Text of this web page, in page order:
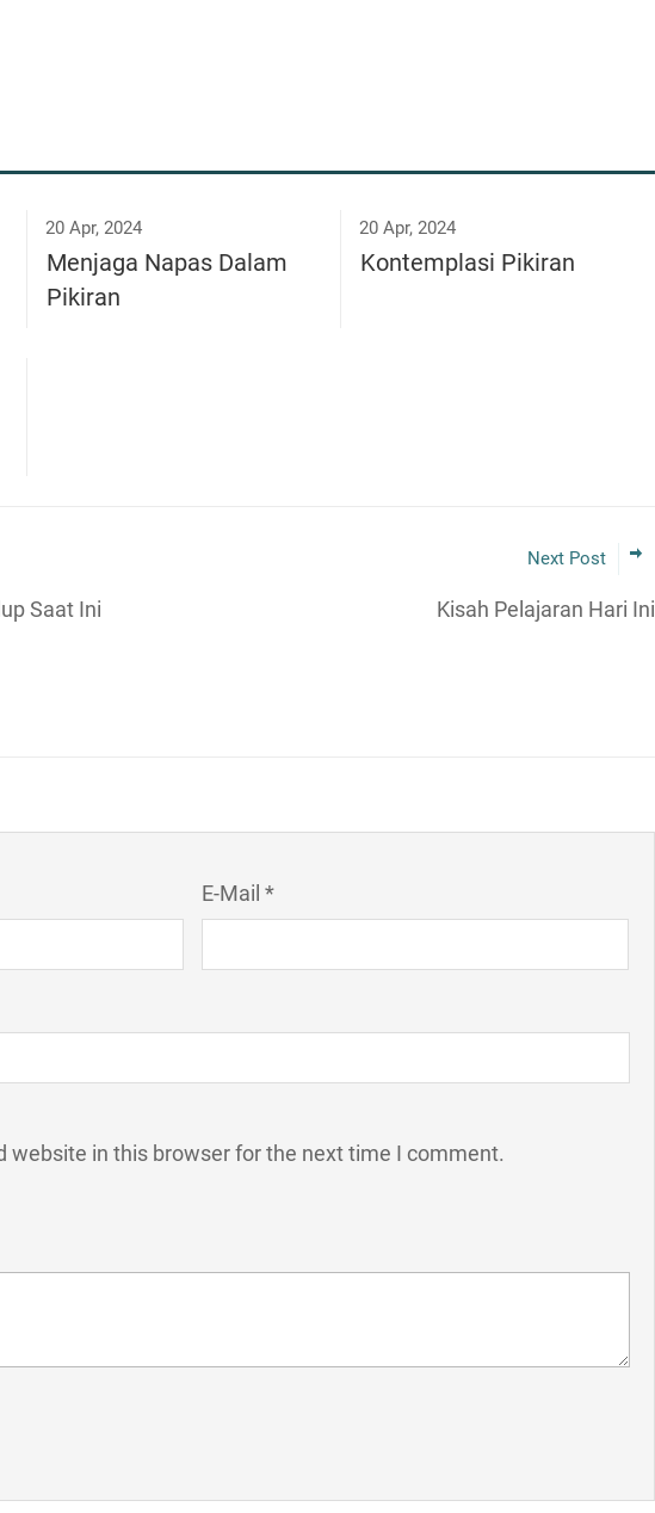
20 Apr, 2024
Menjaga Napas Dalam
Pikiran
20 Apr, 2024
Kontemplasi Pikiran
Saat Ini
Next Post
Kisah Pelajaran Hari Ini
E-Mail *
website in this browser for the next time I comment.